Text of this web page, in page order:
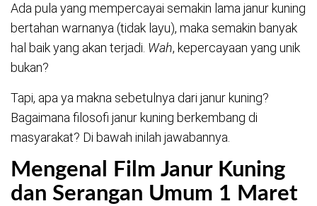
Ada pula yang mempercayai semakin lama janur kuning
bertahan warnanya (tidak layu), maka semakin banyak
hal baik yang akan terjadi. Wah, kepercayaan yang unik
bukan?
Tapi, apa ya makna sebetulnya dari janur kuning?
Bagaimana filosofi janur kuning berkembang di
masyarakat? Di bawah inilah jawabannya.
Mengenal Film Janur Kuning
dan Serangan Umum 1 Maret